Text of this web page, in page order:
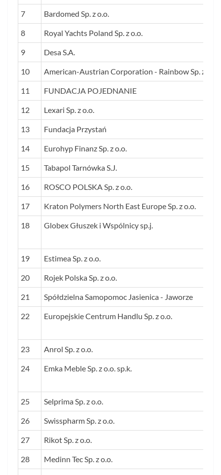
7 Bardomed Sp. z o.o.
8 Royal Yachts Poland Sp. z o.o.
9 Desa S.A.
10 American-Austrian Corporation - Rainbow Sp. z o.o.
11 FUNDACJA POJEDNANIE
12 Lexari Sp. z o.o.
13 Fundacja Przystań
14 Eurohyp Finanz Sp. z o.o.
15 Tabapol Tarnówka S.J.
16 ROSCO POLSKA Sp. z o.o.
17 Kraton Polymers North East Europe Sp. z o.o.
18 Globex Głuszek i Wspólnicy sp.j.
19 Estimea Sp. z o.o.
20 Rojek Polska Sp. z o.o.
21 Spółdzielna Samopomoc Jasienica - Jaworze
22 Europejskie Centrum Handlu Sp. z o.o.
23 Anrol Sp. z o.o.
24 Emka Meble Sp. z o.o. sp.k.
25 Selprima Sp. z o.o.
26 Swisspharm Sp. z o.o.
27 Rikot Sp. z o.o.
28 Medinn Tec Sp. z o.o.